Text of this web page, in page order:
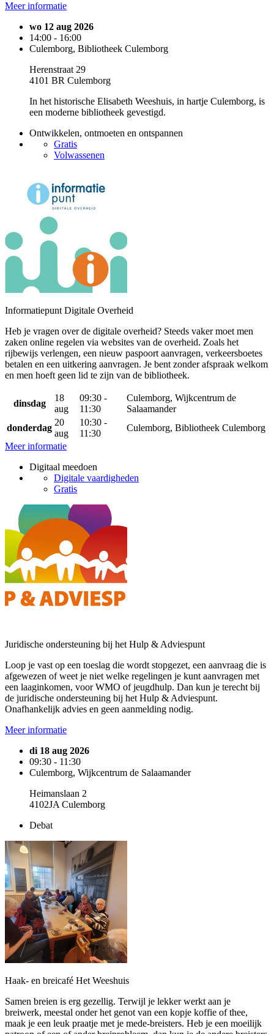
Meer informatie
wo 12 aug 2026
14:00 - 16:00
Culemborg, Bibliotheek Culemborg
Herenstraat 29
4101 BR Culemborg
In het historische Elisabeth Weeshuis, in hartje Culemborg, is
een moderne bibliotheek gevestigd.
Ontwikkelen, ontmoeten en ontspannen
Gratis
Volwassenen
Informatiepunt Digitale Overheid
Heb je vragen over de digitale overheid? Steeds vaker moet men
zaken online regelen via websites van de overheid. Zoals het
rijbewijs verlengen, een nieuw paspoort aanvragen, verkeersboetes
betalen en een uitkering aanvragen. Je bent zonder afspraak welkom
en men hoeft geen lid te zijn van de bibliotheek.
dinsdag
18
aug
09:30 -
11:30
Culemborg, Wijkcentrum de
Salaamander
donderdag
20
aug
10:30 -
11:30
Culemborg, Bibliotheek Culemborg
Meer informatie
Digitaal meedoen
Digitale vaardigheden
Gratis
Juridische ondersteuning bij het Hulp & Adviespunt
Loop je vast op een toeslag die wordt stopgezet, een aanvraag die is
afgewezen of weet je niet welke regelingen je kunt aanvragen met
een laaginkomen, voor WMO of jeugdhulp. Dan kun je terecht bij
de juridische ondersteuning bij het Hulp & Adviespunt.
Onafhankelijk advies en geen aanmelding nodig.
Meer informatie
di 18 aug 2026
09:30 - 11:30
Culemborg, Wijkcentrum de Salaamander
Heimanslaan 2
4102JA Culemborg
Debat
Haak- en breicafé Het Weeshuis
Samen breien is erg gezellig. Terwijl je lekker werkt aan je
breiwerk, meestal onder het genot van een kopje koffie of thee,
maak je een leuk praatje met je mede-breisters. Heb je een moeilijk